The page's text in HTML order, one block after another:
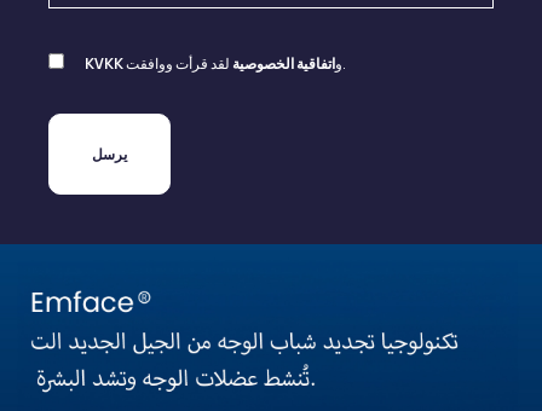
KVKK واتفاقية الخصوصية لقد قرأت ووافقت.